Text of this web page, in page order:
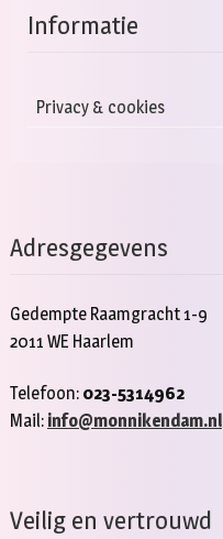
Informatie
Privacy & cookies
Adresgegevens
Gedempte Raamgracht 1-9
2011 WE Haarlem
Telefoon: 023-5314962
Mail: info@monnikendam.nl
Veilig en vertrouwd